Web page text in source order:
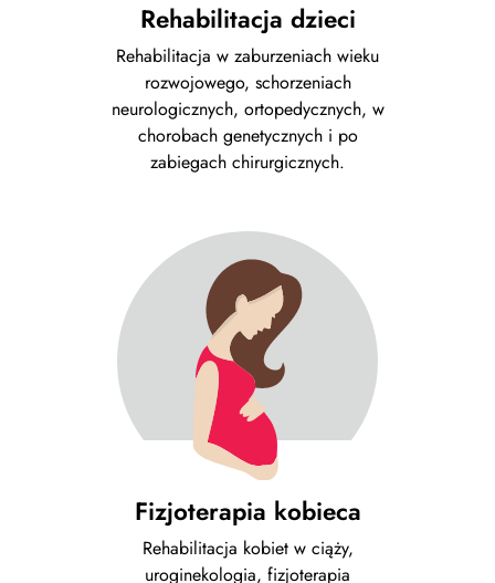
Rehabilitacja dzieci
Rehabilitacja w zaburzeniach wieku
rozwojowego, schorzeniach
neurologicznych, ortopedycznych, w
chorobach genetycznych i po
zabiegach chirurgicznych.
Fizjoterapia kobieca
Rehabilitacja kobiet w ciąży,
uroginekologia, fizjoterapia